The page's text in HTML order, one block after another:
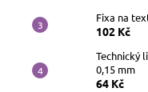
Fixa na
102 Kč
Technický
0,15 mm
64 Kč